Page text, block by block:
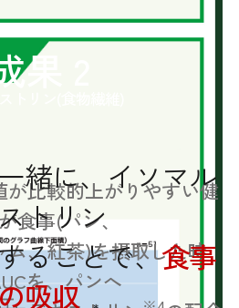
が比較的上がりやすい健
食事(パン、
ム、紅茶)を摂取した時
を、パンへ
2
緒に、イソマル
トリン
ることで、食事
吸収